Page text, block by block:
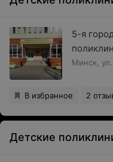
Лечение
Хирургическая и
Лабораторная
Функциональная
Ультразвуковые и
Лечебная
5-я
Минск,
В избранное 2